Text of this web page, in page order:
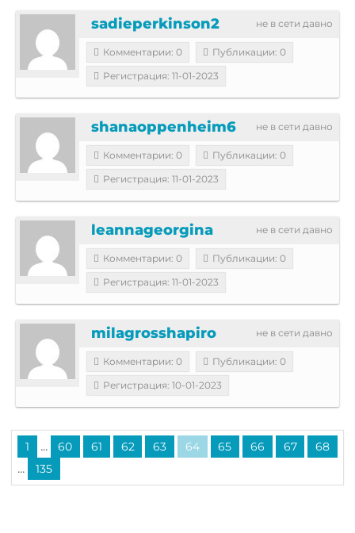
не в сети давно
sadieperkinson2
Комментарии: 0
Публикации: 0
Регистрация: 11-01-2023
не в сети давно
shanaoppenheim6
Комментарии: 0
Публикации: 0
Регистрация: 11-01-2023
не в сети давно
leannageorgina
Комментарии: 0
Публикации: 0
Регистрация: 11-01-2023
не в сети давно
milagrosshapiro
Комментарии: 0
Публикации: 0
Регистрация: 10-01-2023
1 ... 60 61 62 63 64 65 66 67 68
... 135